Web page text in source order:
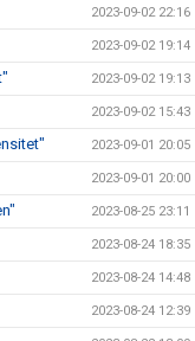
2023-09-02 22:16
2023-09-02 19:14
2023-09-02 19:13
2023-09-02 15:43
2023-09-01 20:05
2023-09-01 20:00
2023-08-25 23:11
2023-08-24 18:35
2023-08-24 14:48
2023-08-24 12:39